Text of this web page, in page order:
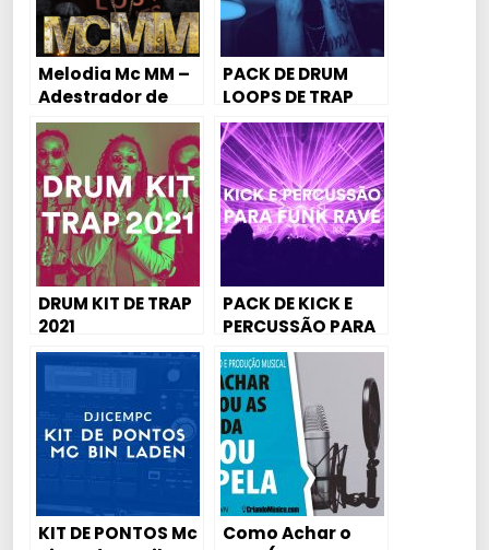
Melodia Mc MM –
Adestrador de
Cadela –
Exclusivo Dj
Loiraoh
PACK DE DRUM
LOOPS DE TRAP
2021
DRUM KIT DE TRAP
2021
PACK DE KICK E
PERCUSSÃO PARA
FUNK RAVE 2021
KIT DE PONTOS Mc
Como Achar o